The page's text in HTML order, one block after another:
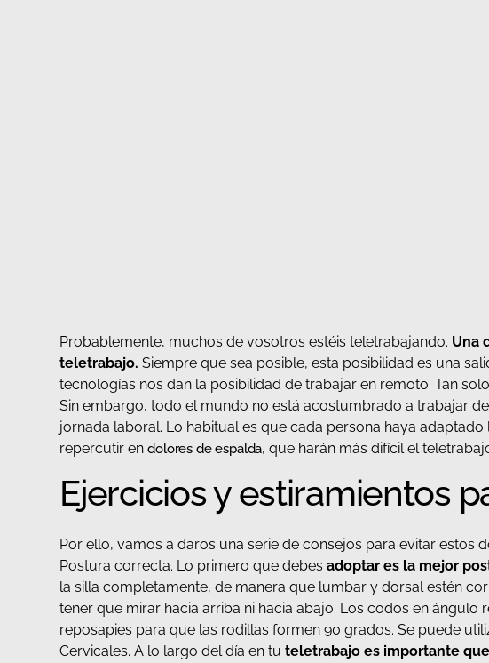
Probablemente, muchos de vosotros estéis teletrabajando. Una
teletrabajo. Siempre que sea posible, esta posibilidad es una
tecnologías nos dan la posibilidad de trabajar en remoto. Tan
Sin embargo, todo el mundo no está acostumbrado a trabajar
jornada laboral. Lo habitual es que cada persona haya
repercutir endolores de espalda, que harán más difícil el
Ejercicios y estiramientos
Por ello, vamos a daros una serie de consejos para evitar estos
Postura correcta. Lo primero que debes adoptar es la mejor
la silla completamente, de manera que lumbar y dorsal estén
tener que mirar hacia arriba ni hacia abajo. Los codos en
reposapies para que las rodillas formen 90 grados. Se puede
Cervicales. A lo largo del día en tu teletrabajo es importante